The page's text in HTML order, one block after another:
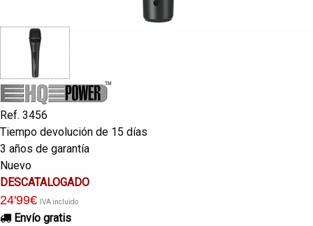
Ref. 3456
Tiempo devolución de 15 días
3 años de garantía
Nuevo
DESCATALOGADO
24'99€ IVA incluido
Envío gratis